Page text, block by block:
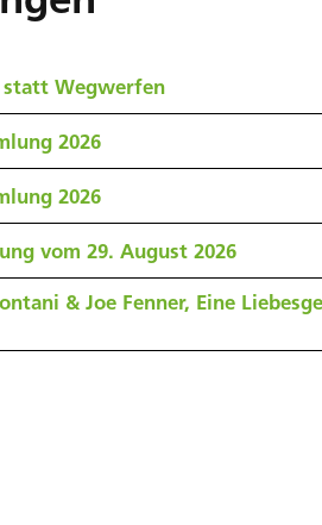
statt Wegwerfen
2026
2026
vom 29. August 2026
& Joe Fenner, Eine